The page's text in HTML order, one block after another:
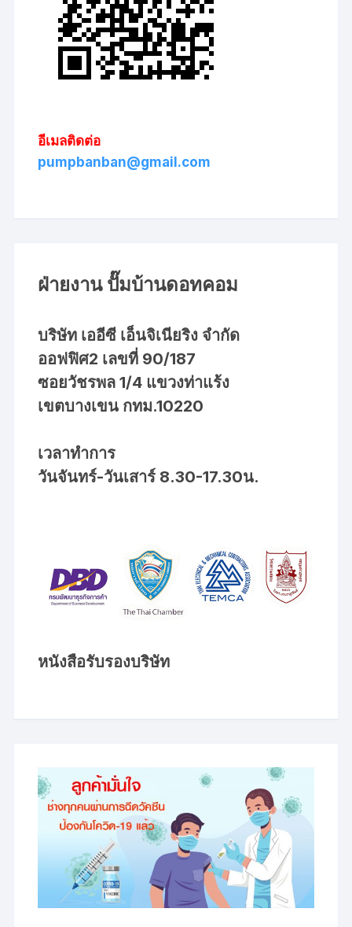
อีเมลติดต่อ
pumpbanban@gmail.com
ฝ่ายงาน ปั๊มบ้านดอทคอม
บริษัท เออีซี เอ็นจิเนียริง จำกัด
ออฟฟิศ2 เลขที่ 90/187
ซอยวัชรพล 1/4 แขวงท่าแร้ง
เขตบางเขน กทม.10220
เวลาทำการ
วันจันทร์-วันเสาร์ 8.30-17.30น.
หนังสือรับรองบริษัท